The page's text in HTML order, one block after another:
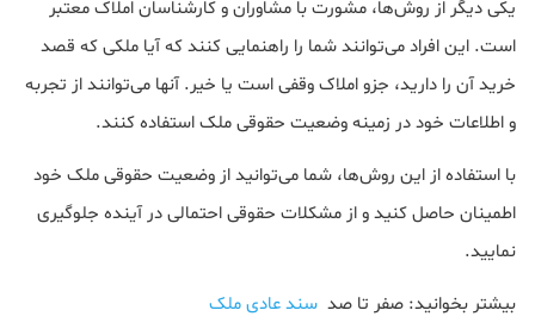
یکی دیگر از روش‌ها، مشورت با مشاوران و کارشناسان املاک معتبر
است. این افراد می‌توانند شما را راهنمایی کنند که آیا ملکی که قصد
خرید آن را دارید، جزو املاک وقفی است یا خیر. آنها می‌توانند از تجربه
و اطلاعات خود در زمینه وضعیت حقوقی ملک استفاده کنند.
با استفاده از این روش‌ها، شما می‌توانید از وضعیت حقوقی ملک خود
اطمینان حاصل کنید و از مشکلات حقوقی احتمالی در آینده جلوگیری
نمایید.
بیشتر بخوانید: صفر تا صد سند عادی ملک